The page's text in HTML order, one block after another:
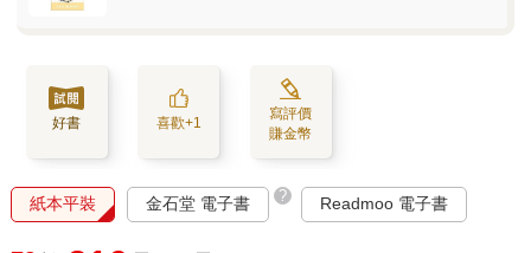
好書 喜歡+1
寫評價
賺金幣
紙本平裝 金石堂 電子書 ? Readmoo 電子書